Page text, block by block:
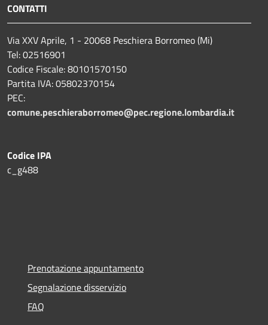
CONTATTI
Via XXV Aprile, 1 - 20068 Peschiera Borromeo (Mi)
Tel: 02516901
Codice Fiscale: 80101570150
Partita IVA: 05802370154
PEC:
comune.peschieraborromeo@pec.regione.lombardia.it
Codice IPA
c_g488
Prenotazione appuntamento
Segnalazione disservizio
FAQ